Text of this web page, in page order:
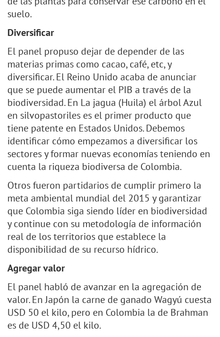
suelo.
Diversificar
El panel propuso dejar de depender de las
materias primas como cacao, café, etc, y
diversificar. El Reino Unido acaba de anunciar
que se puede aumentar el PIB a través de la
biodiversidad. En La jagua (Huila) el árbol Azul
en silvopastoriles es el primer producto que
tiene patente en Estados Unidos. Debemos
identificar cómo empezamos a diversificar los
sectores y formar nuevas economías teniendo en
cuenta la riqueza biodiversa de Colombia.
Otros fueron partidarios de cumplir primero la
meta ambiental mundial del 2015 y garantizar
que Colombia siga siendo líder en biodiversidad
y continue con su metodología de información
real de los territorios que establece la
disponibilidad de su recurso hídrico.
Agregar valor
El panel habló de avanzar en la agregación de
valor. En Japón la carne de ganado Wagyú cuesta
USD 50 el kilo, pero en Colombia la de Brahman
es de USD 4,50 el kilo.